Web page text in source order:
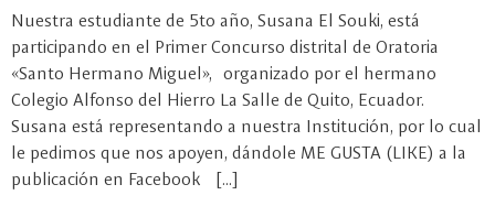
Nuestra estudiante de 5to año, Susana El Souki, está
participando en el Primer Concurso distrital de Oratoria
«Santo Hermano Miguel», organizado por el hermano
Colegio Alfonso del Hierro La Salle de Quito, Ecuador.
Susana está representando a nuestra Institución, por lo cual
le pedimos que nos apoyen, dándole ME GUSTA (LIKE) a la
publicación en Facebook […]